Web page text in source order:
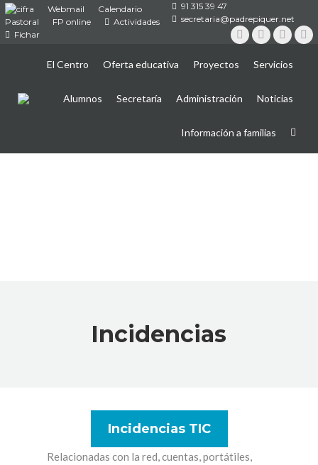
Webmail
Calendario
Pastoral
FP online
Actividades
Fichar
91 315 39 47
secretaria@padrepiquer.net
Instagram
Twitter
El Centro Oferta educativa Proyectos Servicios
Alumnos Secretaría Administración Noticias
Información a familias
Incidencias
Incidencias TIC
Relacionadas con la red, cuentas, portátiles,